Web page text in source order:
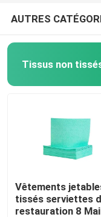
À la maison
À propos de nous
AUTRES
Tissus non
Vêtements
tissés serviettes
restauration 8